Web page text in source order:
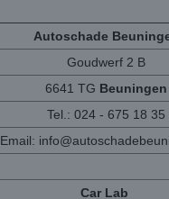
Autoschade
Goudwerf 2 B
6641 TG Beuningen
Tel.: 024 - 675 18 35
Email:
Car Lab